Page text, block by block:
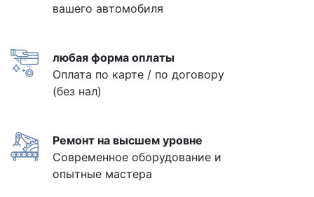
вашего автомобиля
любая форма оплаты
Оплата по карте / по договору
(без нал)
Ремонт на высшем уровне
Современное оборудование и
опытные мастера